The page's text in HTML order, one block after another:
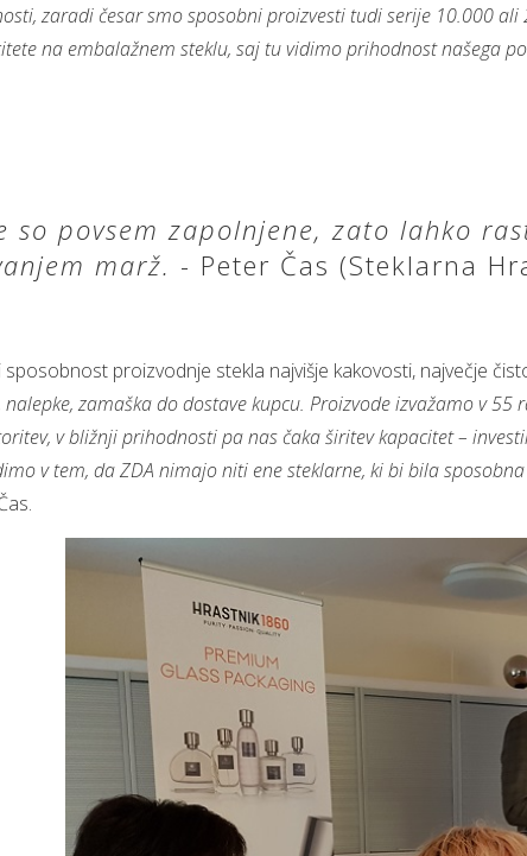
zaradi česar smo sposobni proizvesti tudi serije 10.000
na embalažnem steklu, saj tu vidimo prihodnost našega
so povsem zapolnjene, zato lahko
marž. - Peter Čas (Steklarna
proizvodnje stekla najvišje kakovosti, največje
zamaška do dostave kupcu. Proizvode izvažamo v
v bližnji prihodnosti pa nas čaka širitev kapacitet –
v tem, da ZDA nimajo niti ene steklarne, ki bi bila